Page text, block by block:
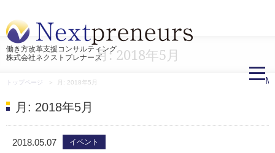
働き方改革支援コンサルティング
株式会社ネクストプレナーズ月:2018年5月
トップページ 月: 2018年5月
月: 2018年5月
2018.05.07 イベント